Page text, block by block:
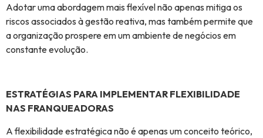
Adotar uma abordagem mais flexível não apenas mitiga os
riscos associados à gestão reativa, mas também permite que
a organização prospere em um ambiente de negócios em
constante evolução.
ESTRATÉGIAS PARA IMPLEMENTAR FLEXIBILIDADE
NAS FRANQUEADORAS
A flexibilidade estratégica não é apenas um conceito teórico,